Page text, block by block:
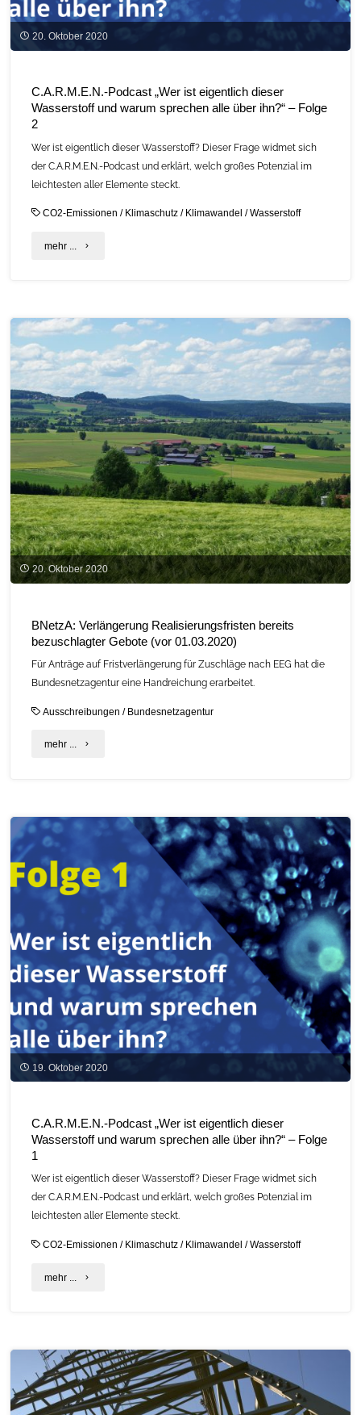
20. Oktober 2020
C.A.R.M.E.N.-Podcast „Wer ist eigentlich dieser
Wasserstoff und warum sprechen alle über ihn?“ – Folge
2
Wer ist eigentlich dieser Wasserstoff? Dieser Frage widmet sich
der C.A.R.M.E.N.-Podcast und erklärt, welch großes Potenzial im
leichtesten aller Elemente steckt.
CO2-Emissionen / Klimaschutz / Klimawandel /Wasserstoff
mehr ... "C.A.R.M.E.N.-
ist
eigentlich
dieser
Wasserstoff
und
warum
sprechen
alle
über
ihn?“
Folge
2"
20. Oktober 2020
BNetzA: Verlängerung Realisierungsfristen bereits
bezuschlagter Gebote (vor 01.03.2020)
Für Anträge auf Fristverlängerung für Zuschläge nach EEG hat die
Bundesnetzagentur eine Handreichung erarbeitet.
Ausschreibungen / Bundesnetzagentur
mehr ... "BNetzA:
bereits
bezuschlagter
Gebote
01.03.2020)"
19. Oktober 2020
C.A.R.M.E.N.-Podcast „Wer ist eigentlich dieser
Wasserstoff und warum sprechen alle über ihn?“ – Folge
1
Wer ist eigentlich dieser Wasserstoff? Dieser Frage widmet sich
der C.A.R.M.E.N.-Podcast und erklärt, welch großes Potenzial im
leichtesten aller Elemente steckt.
CO2-Emissionen / Klimaschutz / Klimawandel /Wasserstoff
mehr ... "C.A.R.M.E.N.-
ist
eigentlich